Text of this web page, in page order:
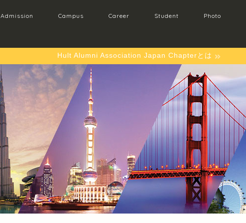
Admission Campus Career Student Photo
Hult Alumni Association Japan Chapterとは